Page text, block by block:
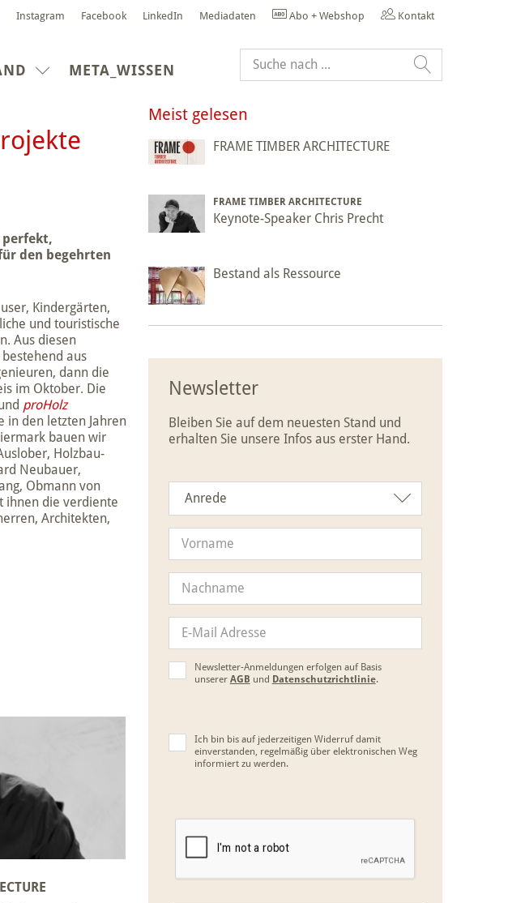
Instagram Facebook LinkedIn Mediadaten Abo + Webshop Kontakt
META_WISSEN
perfekt,
den begehrten
Kindergärten,
und touristische
Aus diesen
aus
dann die
im Oktober. Die
proHolz
den letzten Jahren
bauen wir
Holzbau-
Neubauer,
Obmann von
ihnen die verdiente
Architekten,
Meist gelesen
FRAME TIMBER ARCHITECTURE
FRAME TIMBER ARCHITECTURE
Keynote-Speaker Chris Precht
Bestand als Ressource
Newsletter
Bleiben Sie auf dem neuesten Stand und
erhalten Sie unsere Infos aus erster Hand.
Anrede
Newsletter-Anmeldungen erfolgen auf Basis
unserer AGB und Datenschutzrichtlinie.
Ich bin bis auf jederzeitigen Widerruf damit
einverstanden, regelmäßig über elektronischen Weg
informiert zu werden.